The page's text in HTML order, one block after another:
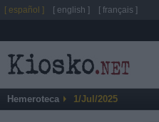
Hemeroteca 1/Jul/2025
[ español ] [ english ] [ français ]